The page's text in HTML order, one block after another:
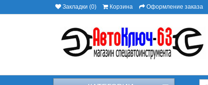
Закладки (0) Корзина Оформление заказа